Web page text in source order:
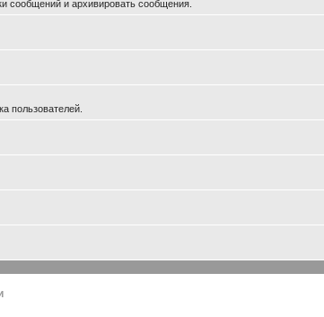
сообщений и архивировать сообщения.
пользователей.